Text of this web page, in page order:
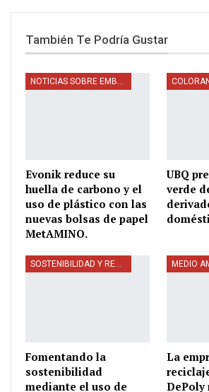
También Te Podría Gustar
NOTICIAS SOBRE EMBALAJE
Evonik reduce su
huella de carbono y el
uso de plástico con las
nuevas bolsas de papel
MetAMINO.
COLORANTES
UBQ
verde
SOSTENIBILIDAD Y RECICLAJE
Fomentando la
sostenibilidad
mediante el uso de
MEDIO
La
DePoly